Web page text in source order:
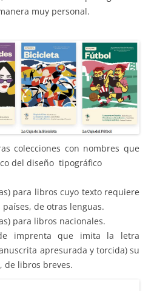
muy personal.
colecciones con nombres que
del diseño tipográfico
para libros cuyo texto requiere
de otras lenguas.
para libros nacionales.
imprenta que imita la letra
apresurada y torcida) su
de libros breves.